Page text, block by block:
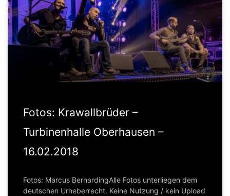
Fotos: Krawallbrüder –
Turbinenhalle Oberhausen –
16.02.2018
Fotos: Marcus BernardingAlle Fotos unterliegen dem
deutschen Urheberrecht. Keine Nutzung / kein Upload